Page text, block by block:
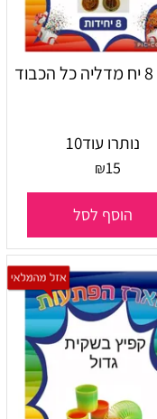
נותרו עוד10
₪15
הוסף לסל